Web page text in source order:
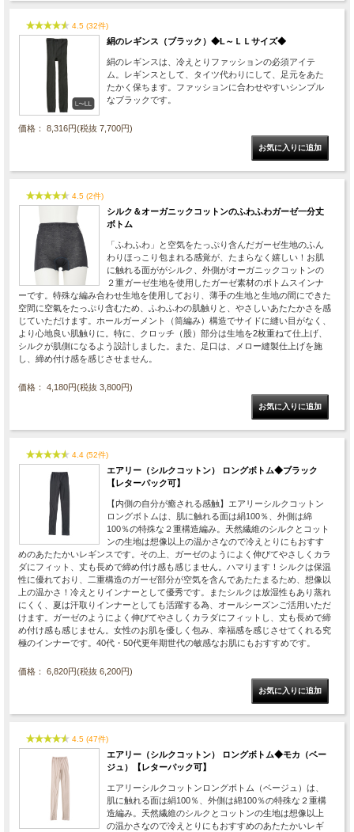
4.5 (32件)
絹のレギンス（ブラック）◆L～ＬＬサイズ◆
絹のレギンスは、冷えとりファッションの必須アイテ
ム。レギンスとして、タイツ代わりにして、足元をあた
たかく保ちます。ファッションに合わせやすいシンプル
なブラックです。
価格： 8,316円(税抜 7,700円)
4.5 (2件)
シルク＆オーガニックコットンのふわふわガーゼ一分丈
ボトム
「ふわふわ」と空気をたっぷり含んだガーゼ生地のふん
わりほっこり包まれる感覚が、たまらなく嬉しい！お肌
に触れる面ががシルク、外側がオーガニックコットンの
２重ガーゼ生地を使用したガーゼ素材のボトムスインナ
ーです。特殊な編み合わせ生地を使用しており、薄手の生地と生地の間にできた
空間に空氣をたっぷり含むため、ふわふわの肌触りと、やさしいあたたかさを感
じていただけます。ホールガーメント（筒編み）構造でサイドに縫い目がなく、
より心地良い肌触りに。特に、クロッチ（股）部分は生地を2枚重ねて仕上げ、
シルクが肌側になるよう設計しました。また、足口は、メロー縫製仕上げを施
し、締め付け感を感じさせません。
価格： 4,180円(税抜 3,800円)
4.4 (52件)
エアリー（シルクコットン） ロングボトム◆ブラック
【レターパック可】
【内側の自分が癒される感触】エアリーシルクコットン
ロングボトムは、肌に触れる面は絹100％、外側は綿
100％の特殊な２重構造編み。天然繊維のシルクとコット
ンの生地は想像以上の温かさなので冷えとりにもおすす
めのあたたかいレギンスです。その上、ガーゼのようによく伸びてやさしくカラ
ダにフィット、丈も長めで締め付け感も感じません。ハマります！シルクは保温
性に優れており、二重構造のガーゼ部分が空気を含んであたたまるため、想像以
上の温かさ！冷えとりインナーとして優秀です。またシルクは放湿性もあり蒸れ
にくく、夏は汗取りインナーとしても活躍する為、オールシーズンご活用いただ
けます。ガーゼのようによく伸びてやさしくカラダにフィットし、丈も長めで締
め付け感も感じません。女性のお肌を優しく包み、幸福感を感じさせてくれる究
極のインナーです。40代・50代更年期世代の敏感なお肌にもおすすめです。
価格： 6,820円(税抜 6,200円)
4.5 (47件)
エアリー（シルクコットン） ロングボトム◆モカ（ベー
ジュ）【レターパック可】
エアリーシルクコットンロングボトム（ベージュ）は、
肌に触れる面は絹100％、外側は綿100％の特殊な２重構
造編み。天然繊維のシルクとコットンの生地は想像以上
の温かさなので冷えとりにもおすすめのあたたかいレギ